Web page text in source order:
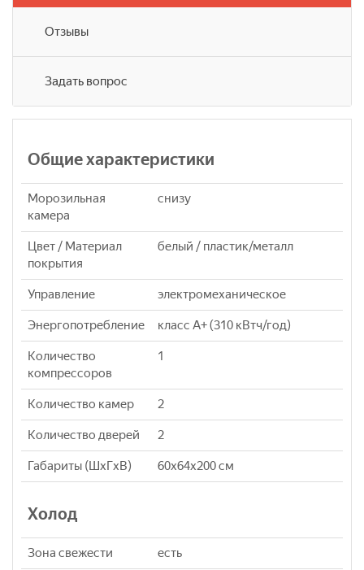
Отзывы
Задать вопрос
Общие характеристики
Морозильная
камера
снизу
Цвет / Материал
покрытия
белый / пластик/металл
Управление электромеханическое
Энергопотребление класс A+ (310 кВтч/год)
Количество
компрессоров
1
Количество камер 2
Количество дверей 2
Габариты (ШxГxВ) 60x64x200 см
Холод
Зона свежести есть